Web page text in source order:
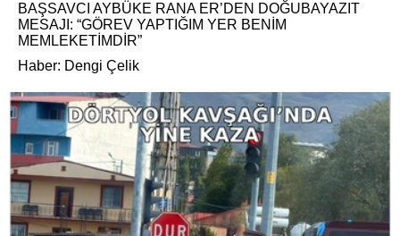
BAŞSAVCI AYBÜKE RANA ER’DEN DOĞUBAYAZIT
MESAJI: “GÖREV YAPTIĞIM YER BENİM
MEMLEKETİMDİR”
Haber: Dengi Çelik